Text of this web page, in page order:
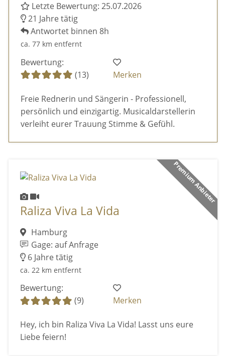
Letzte Bewertung: 25.07.2026
21 Jahre tätig
Antwortet binnen 8h
ca. 77 km entfernt
Bewertung:
(13)
Merken
Freie Rednerin und Sängerin - Professionell,
persönlich und einzigartig. Musicaldarstellerin
verleiht eurer Trauung Stimme & Gefühl.
Premium Anbieter
Raliza Viva La Vida
Hamburg
Gage: auf Anfrage
6 Jahre tätig
ca. 22 km entfernt
Bewertung:
(9)
Merken
Hey, ich bin Raliza Viva La Vida! Lasst uns eure
Liebe feiern!